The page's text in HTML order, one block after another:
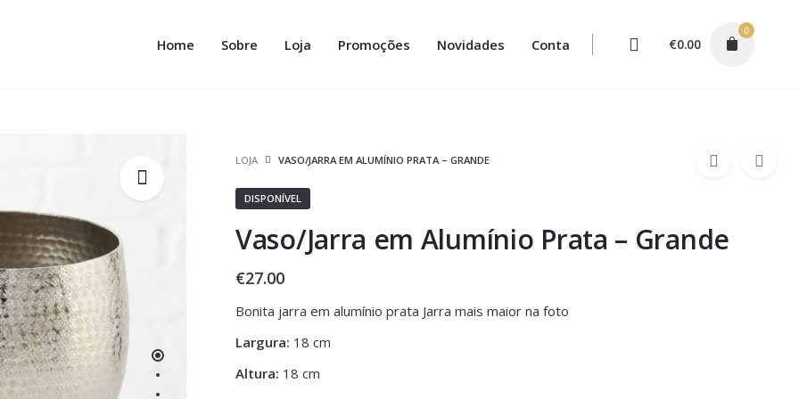
Home Sobre Loja Promoções Novidades Conta €0.00
0
LOJA VASO/JARRA EM ALUMÍNIO PRATA – GRANDE
DISPONÍVEL
Vaso/Jarra em Alumínio Prata – Grande
€27.00
Bonita jarra em alumínio prata Jarra mais maior na foto
Largura: 18 cm
Altura: 18 cm